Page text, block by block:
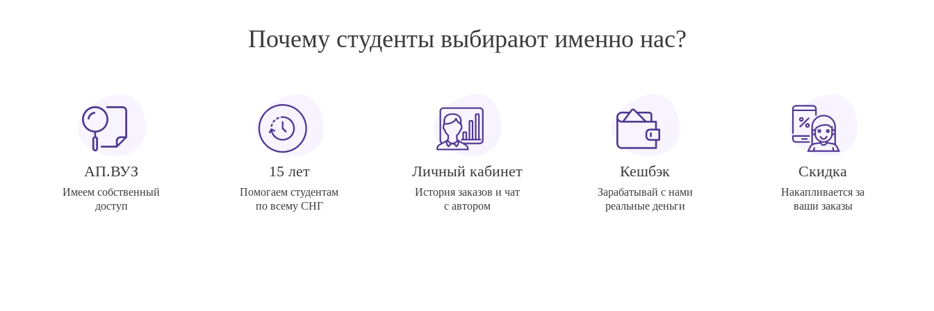
Почему студенты выбирают именно нас?
АП.ВУЗ
Имеем собственный
доступ
15 лет
Помогаем студентам
по всему СНГ
Личный кабинет
История заказов и чат
с автором
Кешбэк
Зарабатывай с нами
реальные деньги
Скидка
Накапливается за
ваши заказы